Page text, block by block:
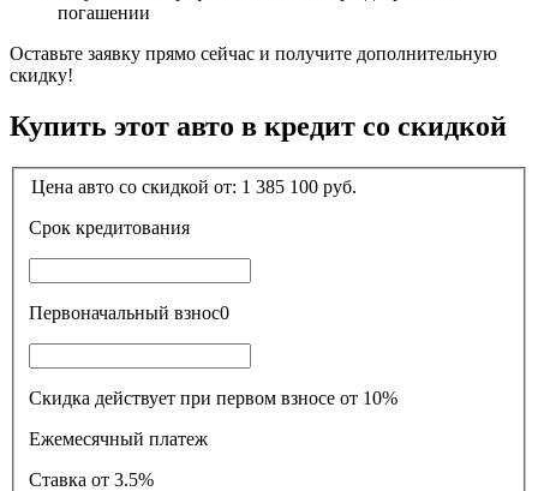
погашении
Оставьте заявку прямо сейчас и получите дополнительную
скидку!
Купить этот авто в кредит со скидкой
Цена авто со скидкой от: 1 385 100 руб.
Срок кредитования
Первоначальный взнос0
Скидка действует при первом взносе от 10%
Ежемесячный платеж
Ставка от 3.5%